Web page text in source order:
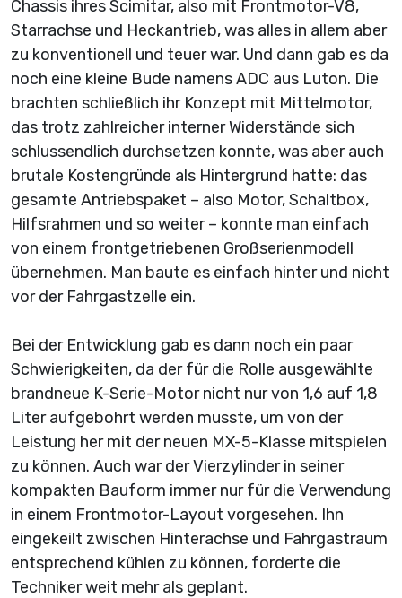
Chassis ihres Scimitar, also mit Frontmotor-V8,
Starrachse und Heckantrieb, was alles in allem aber
zu konventionell und teuer war. Und dann gab es da
noch eine kleine Bude namens ADC aus Luton. Die
brachten schließlich ihr Konzept mit Mittelmotor,
das trotz zahlreicher interner Widerstände sich
schlussendlich durchsetzen konnte, was aber auch
brutale Kostengründe als Hintergrund hatte: das
gesamte Antriebspaket – also Motor, Schaltbox,
Hilfsrahmen und so weiter – konnte man einfach
von einem frontgetriebenen Großserienmodell
übernehmen. Man baute es einfach hinter und nicht
vor der Fahrgastzelle ein.
Bei der Entwicklung gab es dann noch ein paar
Schwierigkeiten, da der für die Rolle ausgewählte
brandneue K-Serie-Motor nicht nur von 1,6 auf 1,8
Liter aufgebohrt werden musste, um von der
Leistung her mit der neuen MX-5-Klasse mitspielen
zu können. Auch war der Vierzylinder in seiner
kompakten Bauform immer nur für die Verwendung
in einem Frontmotor-Layout vorgesehen. Ihn
eingekeilt zwischen Hinterachse und Fahrgastraum
entsprechend kühlen zu können, forderte die
Techniker weit mehr als geplant.